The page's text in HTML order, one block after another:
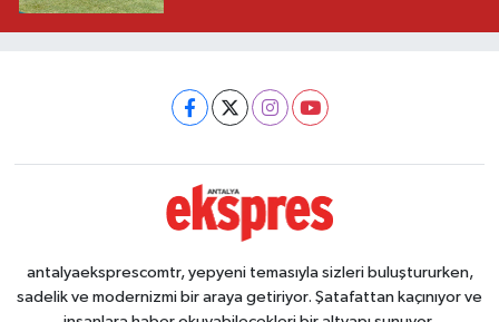
antalyaeksprescomtr, yepyeni temasıyla sizleri buluştururken,
sadelik ve modernizmi bir araya getiriyor. Şatafattan kaçınıyor ve